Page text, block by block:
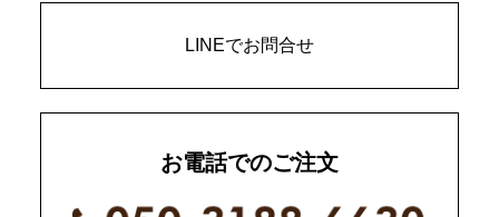
LINEでお問合せ
お電話でのご注文